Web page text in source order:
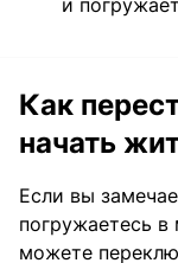
и
Как
начать
Если вы
погружаетесь
можете